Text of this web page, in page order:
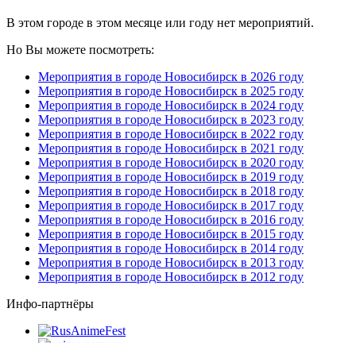
В этом городе в этом месяце или году нет мероприятий.
Но Вы можете посмотреть:
Мероприятия в городе Новосибирск в 2026 году
Мероприятия в городе Новосибирск в 2025 году
Мероприятия в городе Новосибирск в 2024 году
Мероприятия в городе Новосибирск в 2023 году
Мероприятия в городе Новосибирск в 2022 году
Мероприятия в городе Новосибирск в 2021 году
Мероприятия в городе Новосибирск в 2020 году
Мероприятия в городе Новосибирск в 2019 году
Мероприятия в городе Новосибирск в 2018 году
Мероприятия в городе Новосибирск в 2017 году
Мероприятия в городе Новосибирск в 2016 году
Мероприятия в городе Новосибирск в 2015 году
Мероприятия в городе Новосибирск в 2014 году
Мероприятия в городе Новосибирск в 2013 году
Мероприятия в городе Новосибирск в 2012 году
Инфо-партнёры